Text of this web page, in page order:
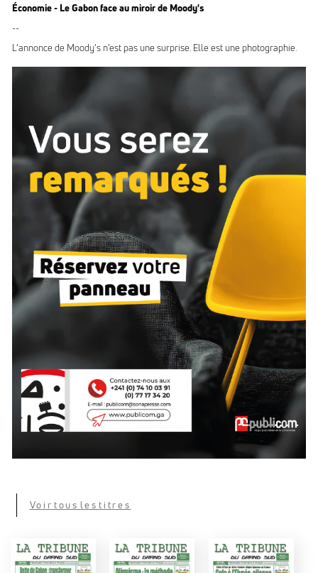
Économie - Le Gabon face au miroir de Moody's
--
L’annonce de Moody’s n’est pas une surprise. Elle est une photographie.
Voir tous les titres